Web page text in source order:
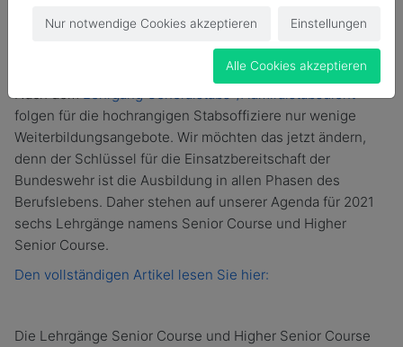
Lösungen parat.
folgen für die hochrangigen Stabsoffiziere nur wenige
Weiterbildungsangebote. Wir möchten das jetzt ändern,
denn der Schlüssel für die Einsatzbereitschaft der
Bundeswehr ist die Ausbildung in allen Phasen des
Berufslebens. Daher stehen auf unserer Agenda für 2021
sechs Lehrgänge namens Senior Course und Higher
Senior Course.
Den vollständigen Artikel lesen Sie hier:
Die Lehrgänge Senior Course und Higher Senior Course
Nur notwendige Cookies akzeptieren Einstellungen
Alle Cookies akzeptieren